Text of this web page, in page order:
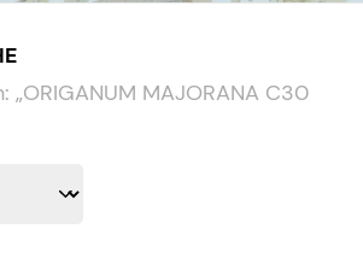
„ORIGANUM MAJORANA C30